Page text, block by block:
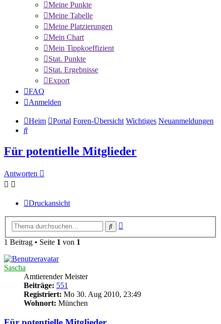
Meine Punkte
Meine Tabelle
Meine Platzierungen
Mein Chart
Mein Tippkoeffizient
Stat. Punkte
Stat. Ergebnisse
Export
FAQ
Anmelden
Heim Portal Foren-Übersicht Wichtiges Neuanmeldungen
Suche
Für potentielle Mitglieder
Antworten
Druckansicht
Suche
1 Beitrag • Seite 1 von 1
Sascha
Amtierender Meister
Beiträge: 551
Registriert: Mo 30. Aug 2010, 23:49
Wohnort: München